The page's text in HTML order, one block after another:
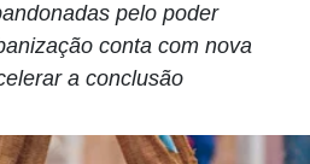
pelo poder
conta com nova
a conclusão